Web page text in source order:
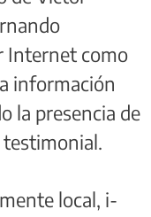
Internet como
información
la presencia de
local, i-